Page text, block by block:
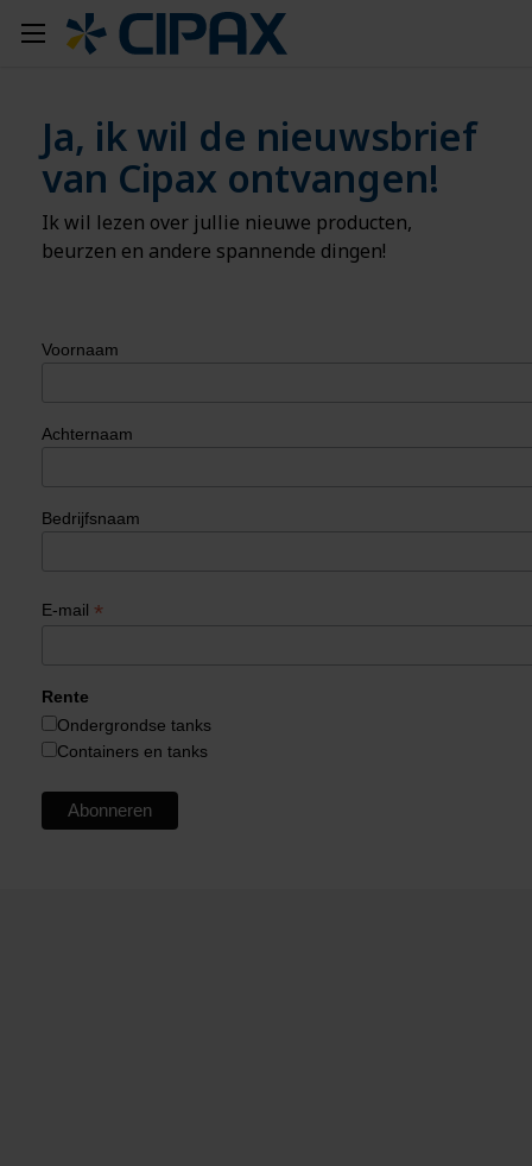
Ja, ik wil de nieuwsbrief
van Cipax ontvangen!
Ik wil lezen over jullie nieuwe producten,
beurzen en andere spannende dingen!
Voornaam
Achternaam
Bedrijfsnaam
E-mail *
Rente
Ondergrondse tanks
Containers en tanks